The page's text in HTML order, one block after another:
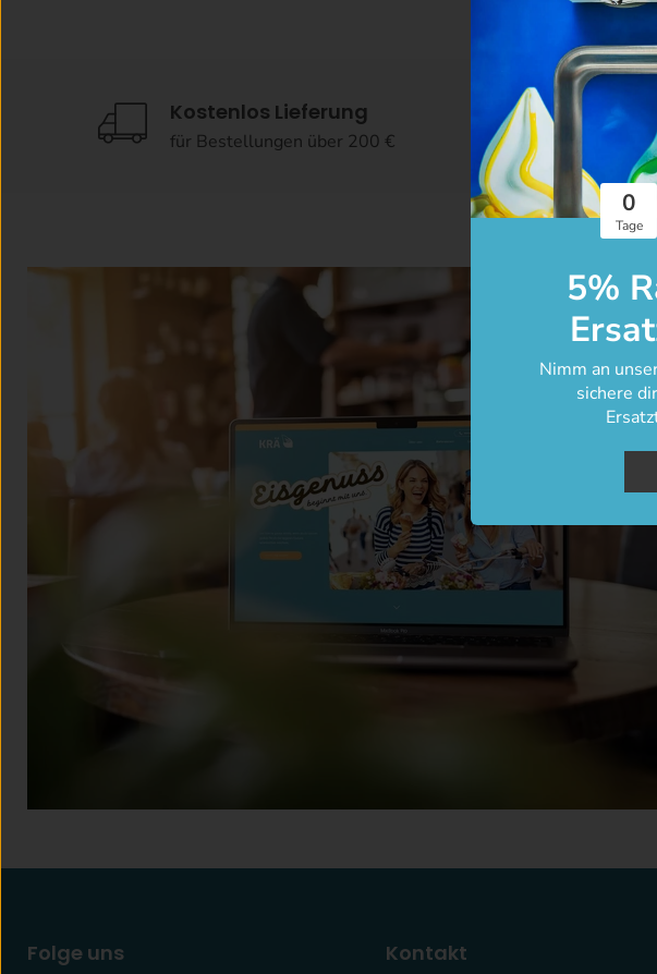
Kostenlos Lieferung
für Bestellungen über 200 €
7,99
für
Folge uns Kontakt
0
Tage
5%
Nimm an
sichere